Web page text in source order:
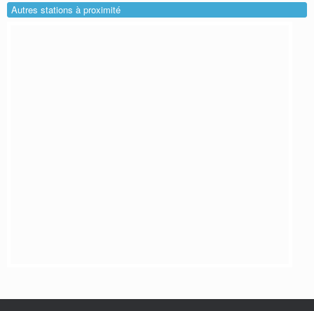
Autres stations à proximité